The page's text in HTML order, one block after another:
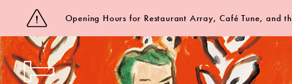
Opening Hours for Restaurant Array, Café Tune, and